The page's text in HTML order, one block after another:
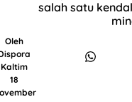
salah satu
Oleh
Kaltim
18